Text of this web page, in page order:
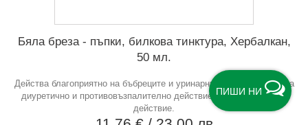
ПИШИ НИ
Бяла бреза - пъпки, билкова тинктура, Хербалкан,
50 мл.
Действа благоприятно на бъбреците и уринарния тракт. Притежава
диуретично и противовъзпалително действие. Общоукрепващо
действие.